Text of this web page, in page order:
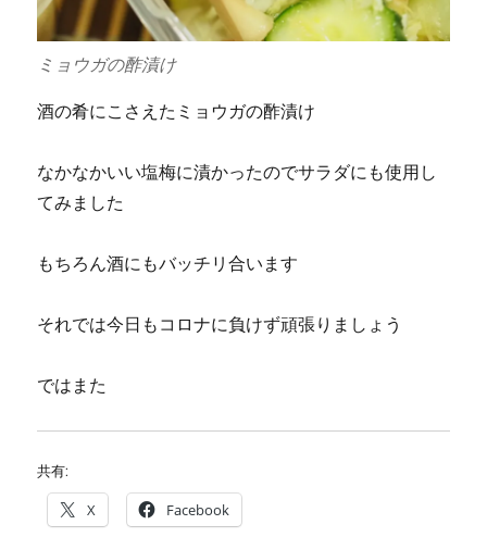
ミョウガの酢漬け
酒の肴にこさえたミョウガの酢漬け
なかなかいい塩梅に漬かったのでサラダにも使用し
てみました
もちろん酒にもバッチリ合います
それでは今日もコロナに負けず頑張りましょう
ではまた
共有:
X Facebook